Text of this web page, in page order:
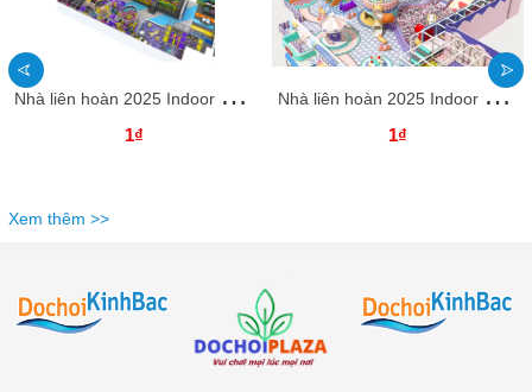
N
hà liên hoàn 2025 Indoor playground NLHKB73 Dochoikinhbac- Thiết Kế Đẹp Độc Đáo
1₫
N
hà liên hoàn 2025 Indoor playground NLHKB64 Dochoikinhbac- Thiết Kế Đẹp Độc Đáo
1₫
Xem thêm >>